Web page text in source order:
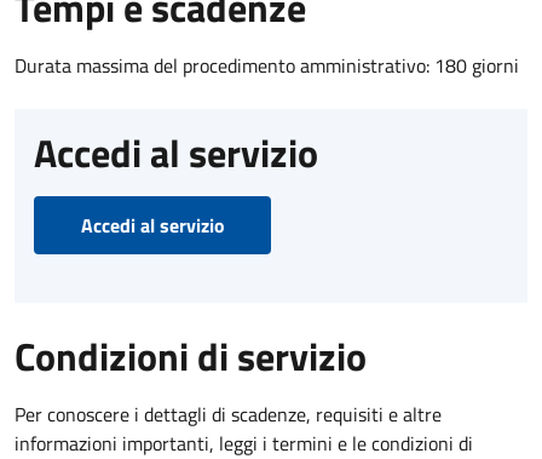
Durata massima del procedimento amministrativo: 180 giorni
Accedi al servizio
Accedi al servizio
Condizioni di servizio
Per conoscere i dettagli di scadenze, requisiti e altre
informazioni importanti, leggi i termini e le condizioni di